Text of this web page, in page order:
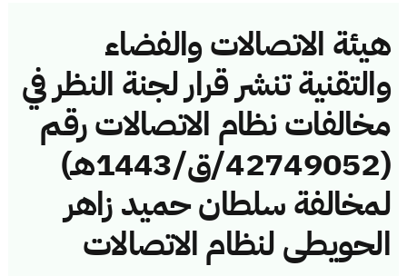
هيئة الاتصالات والفضاء
والتقنية تنشر قرار لجنة النظر في
مخالفات نظام الاتصالات رقم
(42749052/ق/1443هـ)
لمخالفة سلطان حميد زاهر
الحويطى لنظام الاتصالات